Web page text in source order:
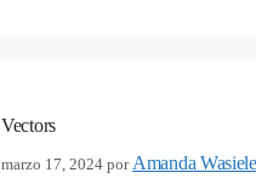
Vectors
marzo 17, 2024 por Amanda